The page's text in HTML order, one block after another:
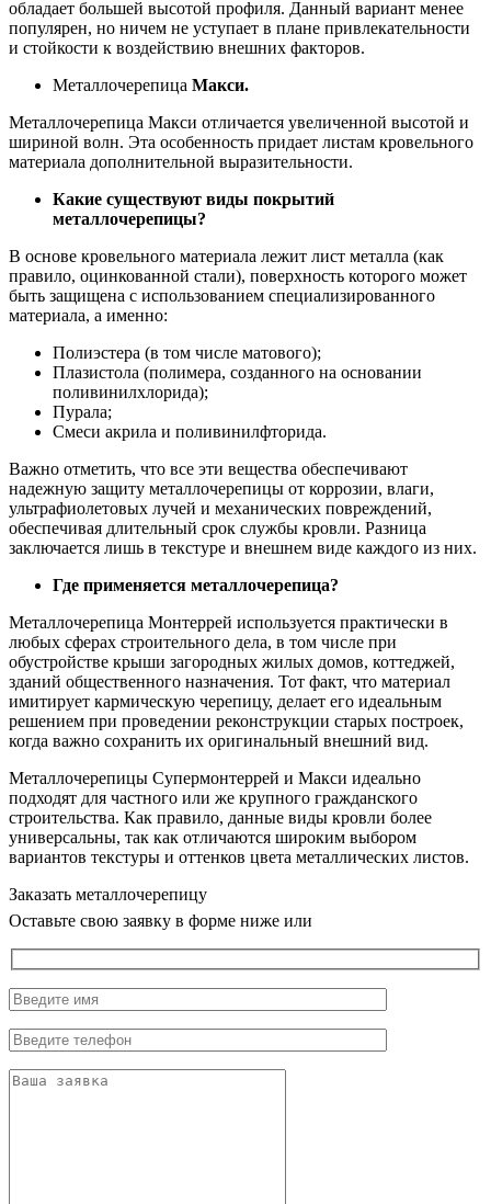
обладает большей высотой профиля. Данный вариант менее
популярен, но ничем не уступает в плане привлекательности
и стойкости к воздействию внешних факторов.
Металлочерепица Макси.
Металлочерепица Макси отличается увеличенной высотой и
шириной волн. Эта особенность придает листам кровельного
материала дополнительной выразительности.
Какие существуют виды покрытий
металлочерепицы?
В основе кровельного материала лежит лист металла (как
правило, оцинкованной стали), поверхность которого может
быть защищена с использованием специализированного
материала, а именно:
Полиэстера (в том числе матового);
Плазистола (полимера, созданного на основании
поливинилхлорида);
Пурала;
Смеси акрила и поливинилфторида.
Важно отметить, что все эти вещества обеспечивают
надежную защиту металлочерепицы от коррозии, влаги,
ультрафиолетовых лучей и механических повреждений,
обеспечивая длительный срок службы кровли. Разница
заключается лишь в текстуре и внешнем виде каждого из них.
Где применяется металлочерепица?
Металлочерепица Монтеррей используется практически в
любых сферах строительного дела, в том числе при
обустройстве крыши загородных жилых домов, коттеджей,
зданий общественного назначения. Тот факт, что материал
имитирует кармическую черепицу, делает его идеальным
решением при проведении реконструкции старых построек,
когда важно сохранить их оригинальный внешний вид.
Металлочерепицы Супермонтеррей и Макси идеально
подходят для частного или же крупного гражданского
строительства. Как правило, данные виды кровли более
универсальны, так как отличаются широким выбором
вариантов текстуры и оттенков цвета металлических листов.
Заказать металлочерепицу
Оставьте свою заявку в форме ниже или